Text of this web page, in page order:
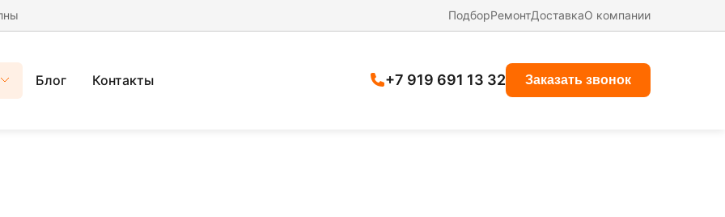
ПодборРемонтДоставкаО компании
Блог Контакты +7 919 691 13 32 Заказать звонок